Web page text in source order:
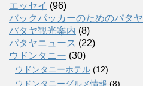
エッセイ (96)
バックパッカーのためのパタ
パタヤ観光案内 (8)
パタヤニュース (22)
ウドンタニー (30)
ウドンタニーホテル (12)
ウドンタニーグルメ情報 (8)